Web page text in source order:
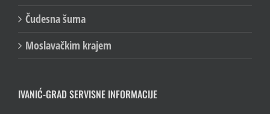
Čudesna šuma
Moslavačkim krajem
IVANIĆ-GRAD SERVISNE INFORMACIJE